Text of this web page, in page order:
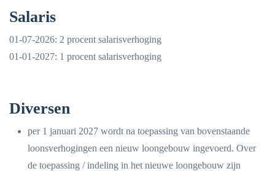
Salaris
01-07-2026: 2 procent salarisverhoging
01-01-2027: 1 procent salarisverhoging
Diversen
per 1 januari 2027 wordt na toepassing van bovenstaande
loonsverhogingen een nieuw loongebouw ingevoerd. Over
de toepassing / indeling in het nieuwe loongebouw zijn